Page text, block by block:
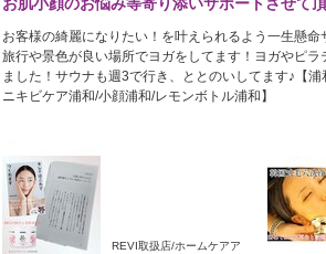
お客様の綺麗になりたい！を叶えられるよう一生懸命
旅行や景色が良い場所でヨガをしてます！ヨガやピ
ました！サウナも週3で行き、ととのいしてます♪【
ニキビケア浦和/小顔浦和/レモンボトル浦和】
REVI取扱店/ホームケアア